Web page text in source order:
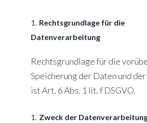
Rechtsgrundlage für die
Datenverarbeitung
Rechtsgrundlage für die
Speicherung der Daten und
ist Art. 6 Abs. 1 lit. f DSGVO.
Zweck der